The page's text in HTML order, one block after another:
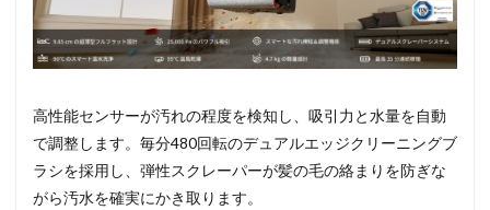
高性能センサーが汚れの程度を検知し、吸引力と水量を自動
で調整します。毎分480回転のデュアルエッジクリーニングブ
ラシを採用し、弾性スクレーパーが髪の毛の絡まりを防ぎな
がら汚水を確実にかき取ります。